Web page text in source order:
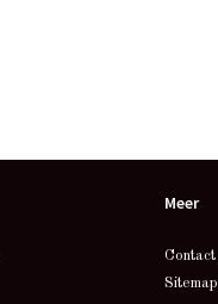
Meer
Contact
Sitemap